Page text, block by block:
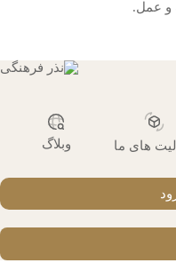
و عمل.
های ما وبلاگ